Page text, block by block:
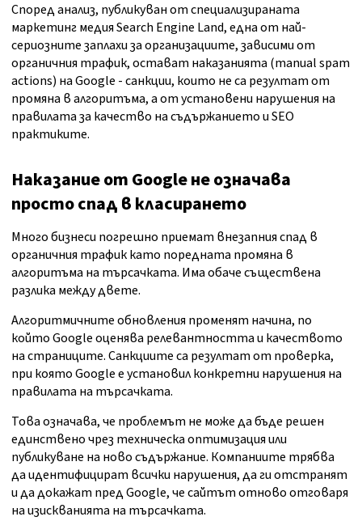
Според анализ, публикуван от специализираната
маркетинг медия Search Engine Land, една от най-
сериозните заплахи за организациите, зависими от
органичния трафик, остават наказанията (manual spam
actions) на Google - санкции, които не са резултат от
промяна в алгоритъма, а от установени нарушения на
правилата за качество на съдържанието и SEO
практиките.
Наказание от Google не означава
просто спад в класирането
Много бизнеси погрешно приемат внезапния спад в
органичния трафик като поредната промяна в
алгоритъма на търсачката. Има обаче съществена
разлика между двете.
Алгоритмичните обновления променят начина, по
който Google оценява релевантността и качеството
на страниците. Санкциите са резултат от проверка,
при която Google е установил конкретни нарушения на
правилата на търсачката.
Това означава, че проблемът не може да бъде решен
единствено чрез техническа оптимизация или
публикуване на ново съдържание. Компаниите трябва
да идентифицират всички нарушения, да ги отстранят
и да докажат пред Google, че сайтът отново отговаря
на изискванията на търсачката.